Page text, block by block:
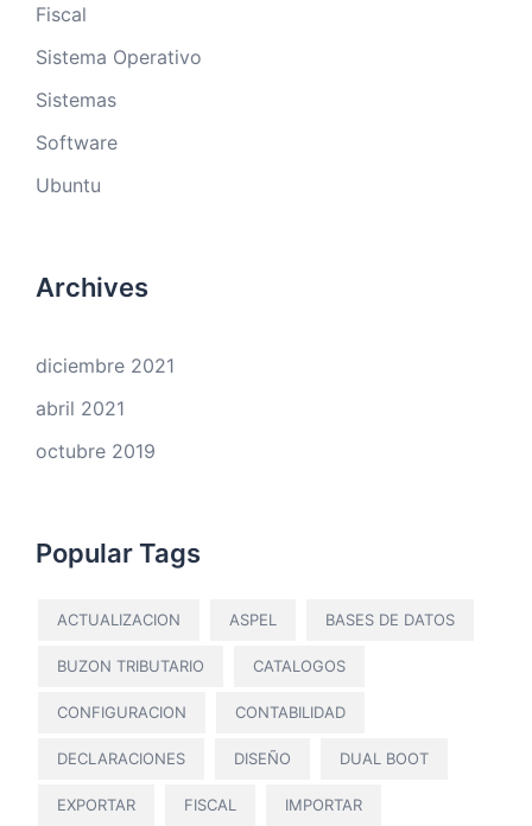
Fiscal
Sistema Operativo
Sistemas
Software
Ubuntu
Archives
diciembre 2021
abril 2021
octubre 2019
Popular Tags
ACTUALIZACION ASPEL BASES DE DATOS
BUZON TRIBUTARIO CATALOGOS
CONFIGURACION CONTABILIDAD
DECLARACIONES DISEÑO DUAL BOOT
EXPORTAR FISCAL IMPORTAR